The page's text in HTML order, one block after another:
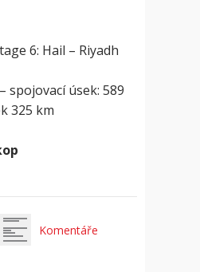
6: Hail – Riyadh
spojovací úsek: 589
325 km
Komentáře